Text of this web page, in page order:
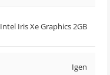
Intel Iris Xe Graphics 2GB
Igen